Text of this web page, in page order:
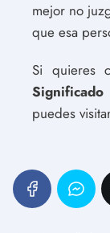
mejor no
que esa
Si quieres
puedes